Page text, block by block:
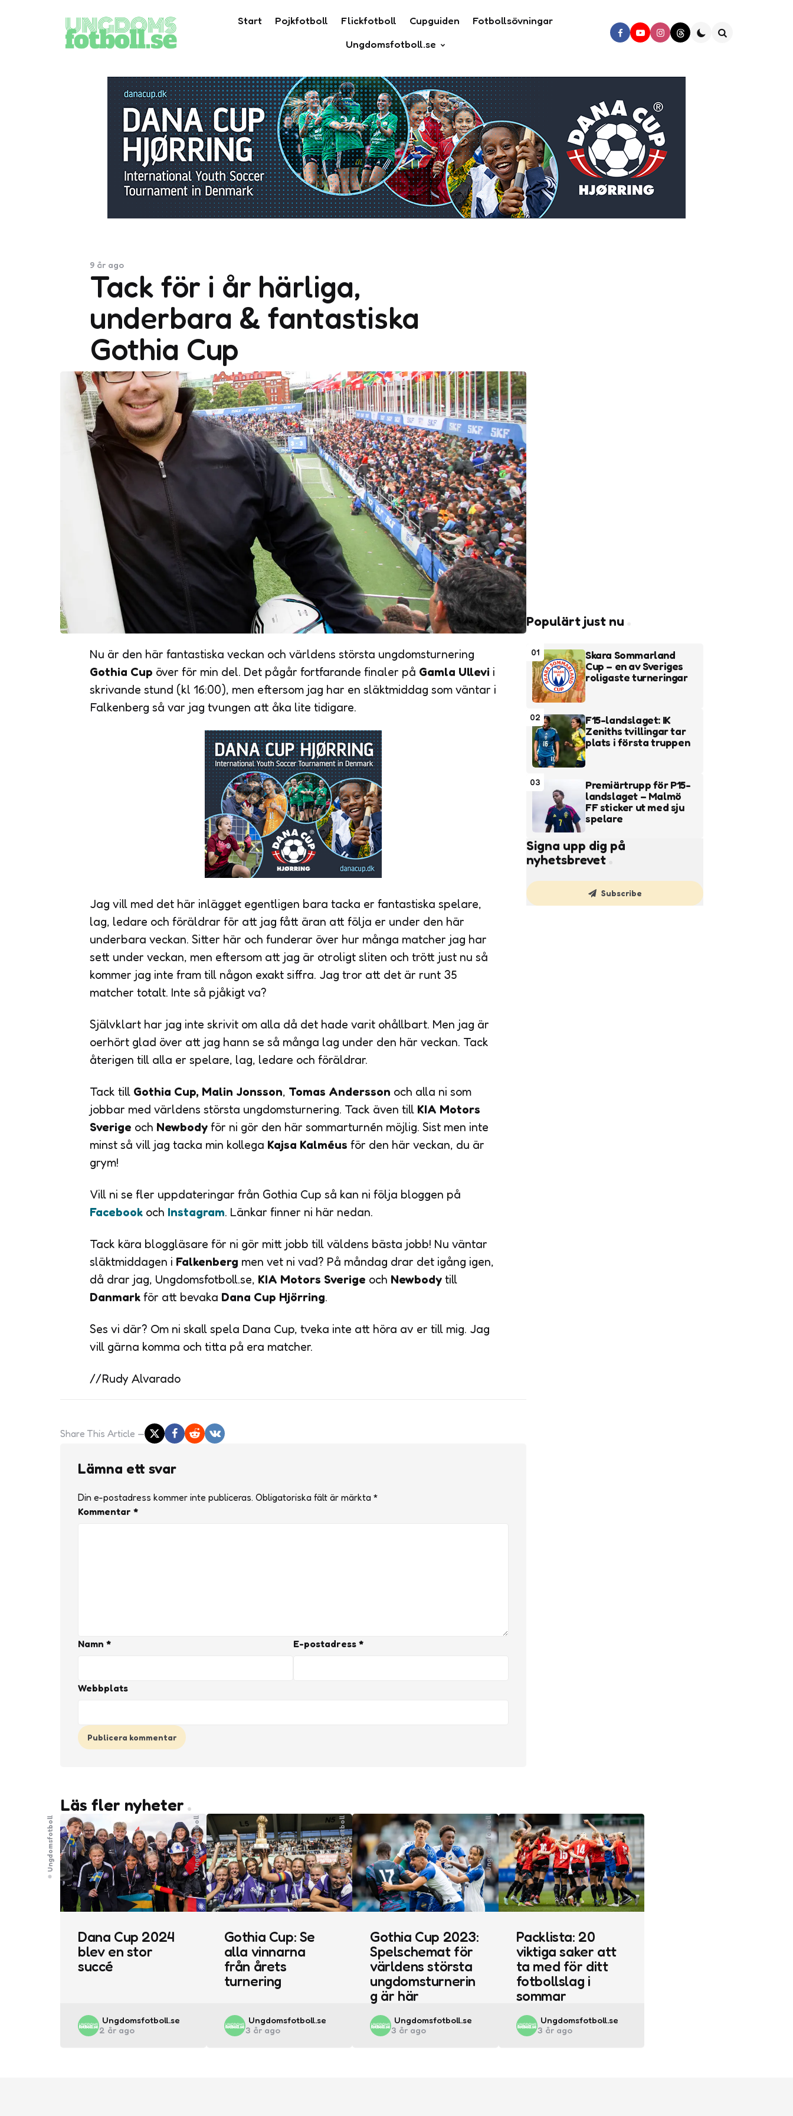
Start Pojkfotboll Flickfotboll Cupguiden
Fotbollsövningar
Ungdomsfotboll.se
Tack för i år härliga,
underbara & fantastiska
Gothia Cup
9 år ago
Nu är den här fantastiska veckan och världens största ungdomsturnering
Gothia Cup över för min del. Det pågår fortfarande finaler på Gamla Ullevi i
skrivande stund (kl 16:00), men eftersom jag har en släktmiddag som väntar i
Falkenberg så var jag tvungen att åka lite tidigare.
Jag vill med det här inlägget egentligen bara tacka er fantastiska spelare,
lag, ledare och föräldrar för att jag fått äran att följa er under den här
underbara veckan. Sitter här och funderar över hur många matcher jag har
sett under veckan, men eftersom att jag är otroligt sliten och trött just nu så
kommer jag inte fram till någon exakt siffra. Jag tror att det är runt 35
matcher totalt. Inte så pjåkigt va?
Självklart har jag inte skrivit om alla då det hade varit ohållbart. Men jag är
oerhört glad över att jag hann se så många lag under den här veckan. Tack
återigen till alla er spelare, lag, ledare och föräldrar.
Tack till Gothia Cup, Malin Jonsson, Tomas Andersson och alla ni som
jobbar med världens största ungdomsturnering. Tack även till KIA Motors
Sverige och Newbody för ni gör den här sommarturnén möjlig. Sist men inte
minst så vill jag tacka min kollega Kajsa Kalméus för den här veckan, du är
grym!
Vill ni se fler uppdateringar från Gothia Cup så kan ni följa bloggen på
Facebook och Instagram. Länkar finner ni här nedan.
Tack kära bloggläsare för ni gör mitt jobb till väldens bästa jobb! Nu väntar
släktmiddagen i Falkenberg men vet ni vad? På måndag drar det igång igen,
då drar jag, Ungdomsfotboll.se, KIA Motors Sverige och Newbody till
Danmark för att bevaka Dana Cup Hjörring.
Ses vi där? Om ni skall spela Dana Cup, tveka inte att höra av er till mig. Jag
vill gärna komma och titta på era matcher.
//Rudy Alvarado
Share This Article
Lämna ett svar
Din e-postadress kommer inte publiceras. Obligatoriska fält är märkta *
Kommentar *
Namn * E-postadress *
Webbplats
Populärt just nu
01
Skara Sommarland
Cup – en av Sveriges
roligaste turneringar
02
F15-landslaget: IK
Zeniths tvillingar tar
plats i första truppen
03
Premiärtrupp för P15-
landslaget – Malmö
FF sticker ut med sju
spelare
Signa upp dig på
nyhetsbrevet
Subscribe
Läs fler nyheter
Ungdomsfotboll
Dana Cup 2024
blev en stor
succé
Posted
by
Ungdomsfotboll.se
2 år ago
Ungdomsfotboll
Gothia Cup: Se
alla vinnarna
från årets
turnering
Posted
by
Ungdomsfotboll.se
3 år ago
Ungdomsfotboll
Gothia Cup 2023:
Spelschemat för
världens största
ungdomsturnerin
g är här
Posted
by
Ungdomsfotboll.se
3 år ago
Ungdomsfotboll
Packlista: 20
viktiga saker att
ta med för ditt
fotbollslag i
sommar
Posted
by
Ungdomsfotboll.se
3 år ago